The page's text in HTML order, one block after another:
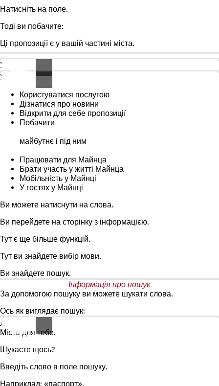
Натисніть на поле.
Тоді ви побачите:
Ці пропозиції є у вашій частині міста.
У верхній частині стартової сторінки знаходиться панель.
У смузі містяться такі слова:
Користуватися послугою
Дізнатися про новини
Відкрити для себе пропозиції
Побачити
майбутнє і під ним
Працювати для Майнца
Брати участь у житті Майнца
Мобільність у Майнці
У гостях у Майнці
Ви можете натиснути на слова.
Ви перейдете на сторінку з інформацією.
Тут є ще більше функцій.
Тут ви знайдете вибір мови.
Ви знайдете пошук.
Інформація про пошук
За допомогою пошуку ви можете шукати слова.
Ось як виглядає пошук:
Ліворуч від поля пошуку написано:
Місто для тебе.
Шукаєте щось?
Введіть слово в поле пошуку.
Наприклад: «паспорт».